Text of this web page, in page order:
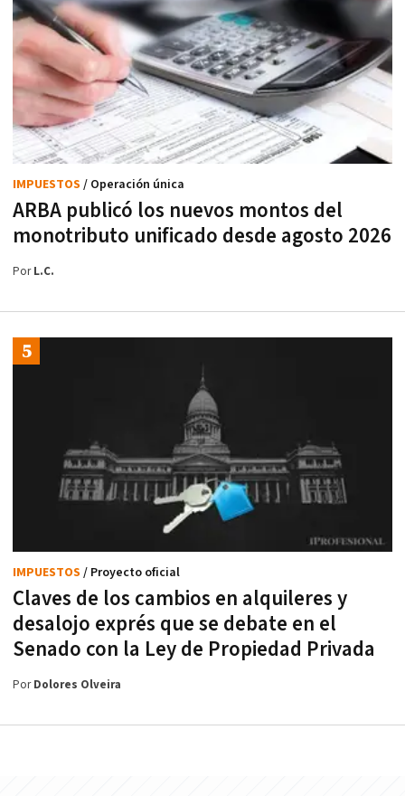
ARBA publicó los nuevos montos del
monotributo unificado desde agosto 2026
IMPUESTOS / Operación única
PorL.C.
Claves de los cambios en alquileres y
desalojo exprés que se debate en el
Senado con la Ley de Propiedad Privada
IMPUESTOS / Proyecto oficial
PorDolores Olveira